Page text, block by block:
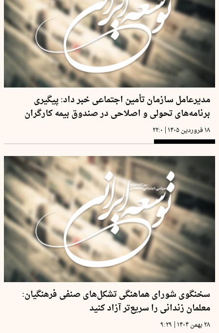
مدیرعامل سازمان تأمین اجتماعی خبر داد: پیگیری
برنامه‌های تحولی و اصلاحی در صندوق بیمه کارگران
۱۸ فروردین ۱۴۰۵ | ۲۲:۰
سخنگوی شورای هماهنگی تشکل‌های صنفی فرهنگیان:
معلمان زندانی را سریع‌تر آزاد کنید
۲۸ بهمن ۱۴۰۴ | ۹:۲۹